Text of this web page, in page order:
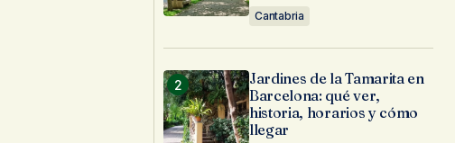
Cantabria
Jardines de la Tamarita en
Barcelona: qué ver,
historia, horarios y cómo
llegar